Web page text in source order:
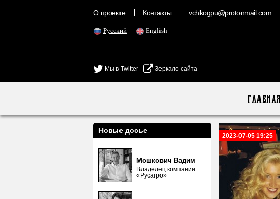
О проекте Контакты vchkogpu@protonmail.com
Русский English
Мы в Twitter Зеркало сайта
Главная
Новые досье
Мошкович Вадим
Владелец компании
«Русагро»
2023-07-05 19:25